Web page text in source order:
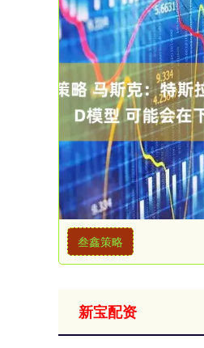
叁鑫策略
新宝配资